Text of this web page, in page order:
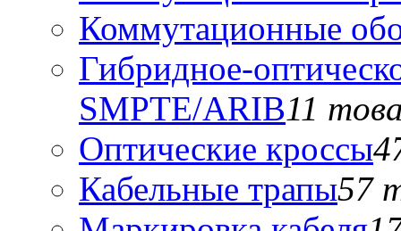
Коммутационные
Гибридное-
SMPTE/ARIB11
Оптические кроссы
Кабельные трапы57